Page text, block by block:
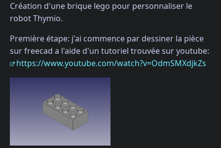
Création d'une brique lego pour personnaliser le
robot Thymio.
Première étape: j'ai commence par dessiner la pièce
sur freecad a l'aide d'un tutoriel trouvée sur youtube:
https://www.youtube.com/watch?v=OdmSMXdjkZs